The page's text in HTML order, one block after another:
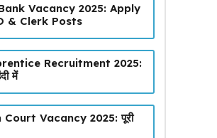
Vacancy 2025: Apply
& Clerk Posts
Recruitment 2025:
में
Vacancy 2025: पूरी